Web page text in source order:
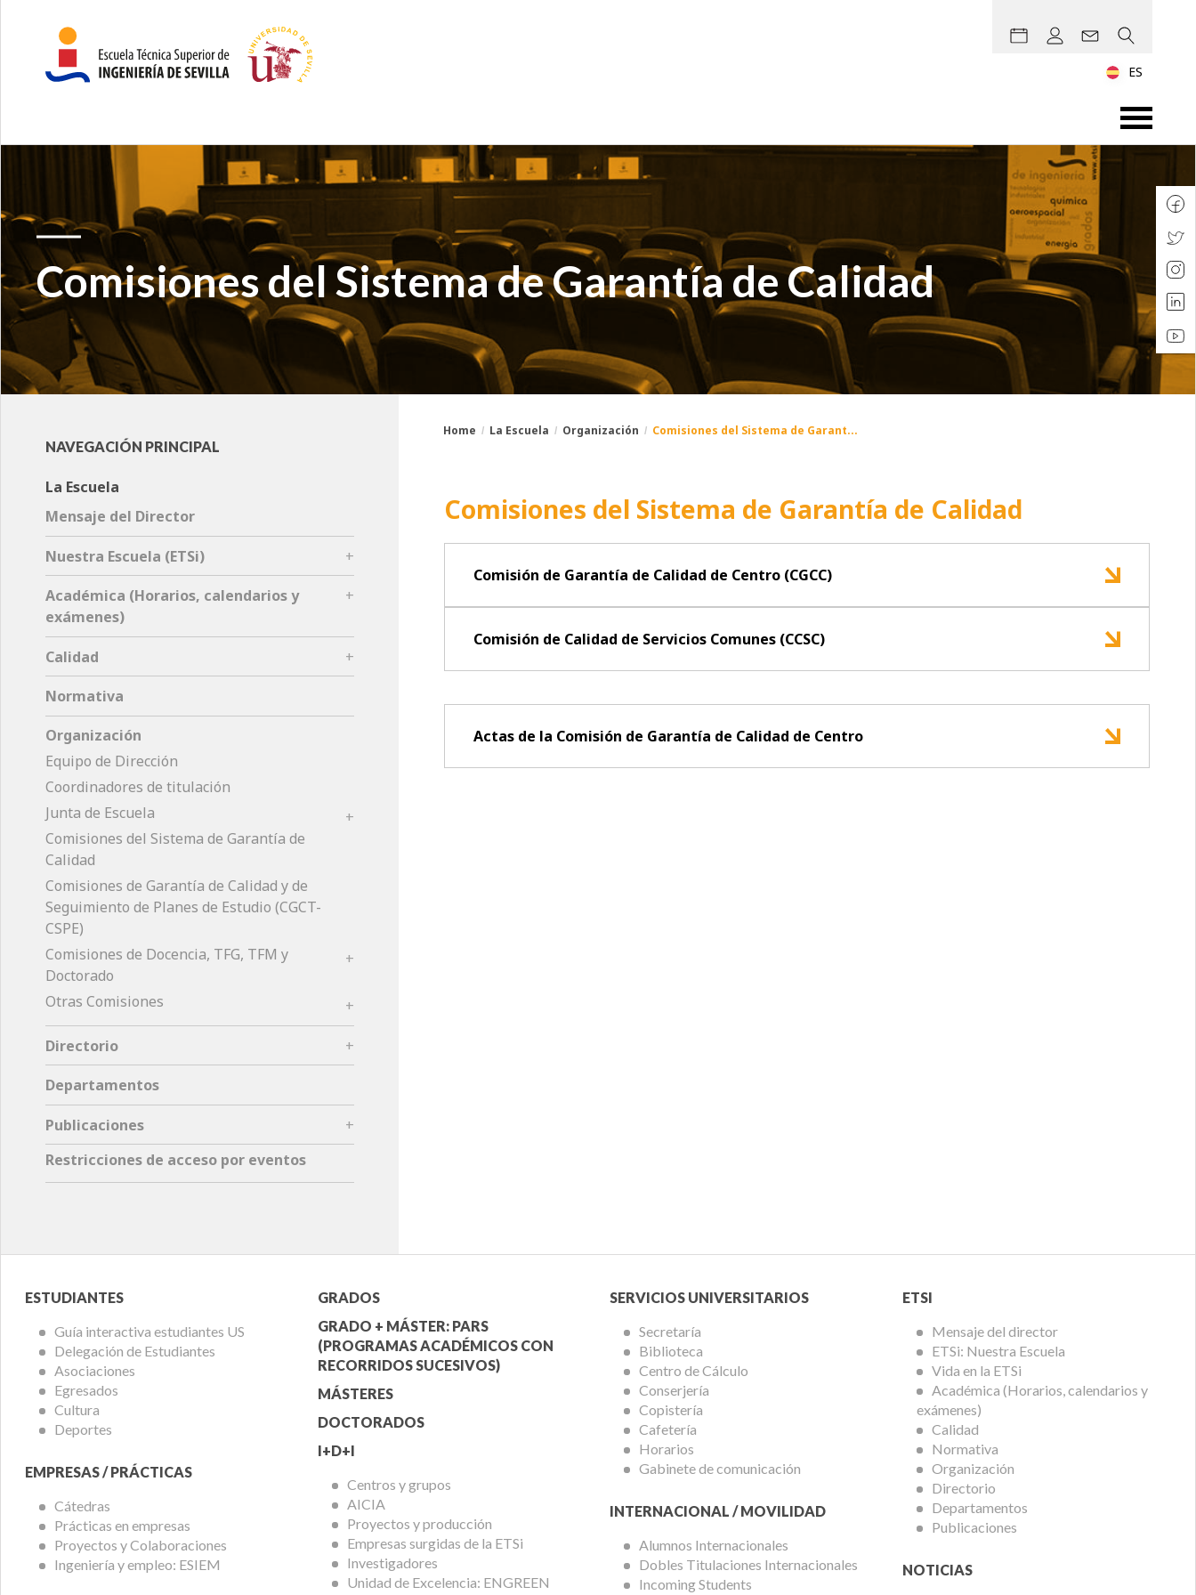
Comisiones del Sistema de Garantía de Calidad
are
Home La Escuela Organización Comisiones del Sistema de Garant...
Comisiones del Sistema de Garantía de Calidad
Comisión de Garantía de Calidad de Centro (CGCC)
Comisión de Calidad de Servicios Comunes (CCSC)
Actas de la Comisión de Garantía de Calidad de Centro
NAVEGACIÓN PRINCIPAL
La Escuela
Mensaje del Director
Nuestra Escuela (ETSi)
Académica (Horarios, calendarios y
exámenes)
Calidad
Normativa
Organización
Equipo de Dirección
Coordinadores de titulación
Junta de Escuela
Comisiones del Sistema de Garantía de
Calidad
Comisiones de Garantía de Calidad y de
Seguimiento de Planes de Estudio (CGCT-
CSPE)
Comisiones de Docencia, TFG, TFM y
Doctorado
Otras Comisiones
Directorio
Departamentos
Publicaciones
Restricciones de acceso por eventos
Menú
Alumnos
ESTUDIANTES
Guía interactiva estudiantes US
Delegación de Estudiantes
Asociaciones
Egresados
Cultura
Deportes
EMPRESAS / PRÁCTICAS
Cátedras
Prácticas en empresas
Proyectos y Colaboraciones
Ingeniería y empleo: ESIEM
Menú
Oferta
Académica
GRADOS
GRADO + MÁSTER: PARS
(PROGRAMAS ACADÉMICOS CON
RECORRIDOS SUCESIVOS)
MÁSTERES
DOCTORADOS
I+D+I
Centros y grupos
AICIA
Proyectos y producción
Empresas surgidas de la ETSi
Investigadores
Unidad de Excelencia: ENGREEN
Menú
Servicios
Universitarios
SERVICIOS UNIVERSITARIOS
Secretaría
Biblioteca
Centro de Cálculo
Conserjería
Copistería
Cafetería
Horarios
Gabinete de comunicación
INTERNACIONAL / MOVILIDAD
Alumnos Internacionales
Dobles Titulaciones Internacionales
Incoming Students
Menú
ETSi
ETSI
Mensaje del director
ETSi: Nuestra Escuela
Vida en la ETSi
Académica (Horarios, calendarios y
exámenes)
Calidad
Normativa
Organización
Directorio
Departamentos
Publicaciones
NOTICIAS
ES